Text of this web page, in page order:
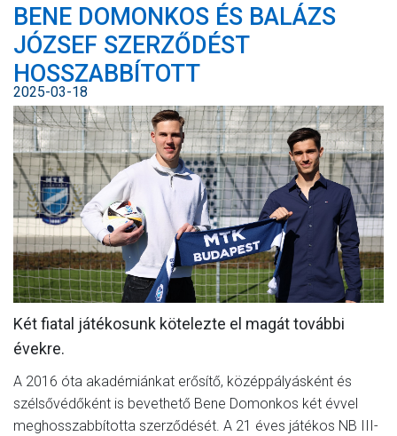
JEGYÉRTÉKESÍTÉS
WEBSHOP
STADION
EGYESÜLET
KAPCSOLAT
NYITÓLAP
HÍREK
CSAPATOK
MÉRKŐZÉSEK
KLUB
GALÉRIA
SZURKOLÓI ÉLMÉNYEK
BENE DOMONKOS ÉS BALÁZS
JÓZSEF SZERZŐDÉST
HOSSZABBÍTOTT
2025-03-18
Két fiatal játékosunk kötelezte el magát további
évekre.
A 2016 óta akadémiánkat erősítő, középpályásként és
szélsővédőként is bevethető Bene Domonkos két évvel
meghosszabbította szerződését. A 21 éves játékos NB III-